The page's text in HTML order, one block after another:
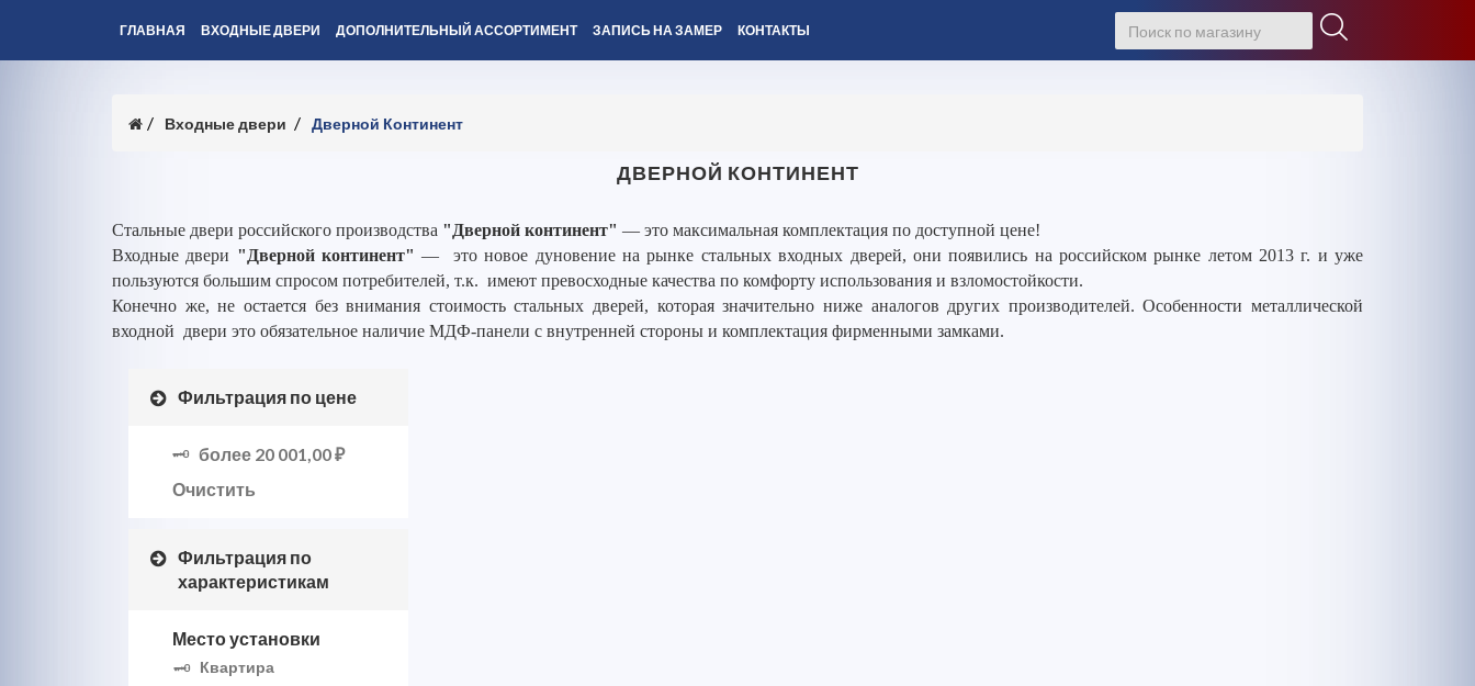
ГЛАВНАЯ ВХОДНЫЕ ДВЕРИ ДОПОЛНИТЕЛЬНЫЙ АССОРТИМЕНТ ЗАПИСЬ НА ЗАМЕР КОНТАКТЫ
Входные двери Дверной Континент
ДВЕРНОЙ КОНТИНЕНТ
Стальные двери российского производства "Дверной континент" — это максимальная комплектация по доступной цене!
Входные двери "Дверной континент" — это новое дуновение на рынке стальных входных дверей, они появились на российском рынке летом 2013 г. и уже
пользуются большим спросом потребителей, т.к. имеют превосходные качества по комфорту использования и взломостойкости.
Конечно же, не остается без внимания стоимость стальных дверей, которая значительно ниже аналогов других производителей. Особенности металлической
входной двери это обязательное наличие МДФ-панели с внутренней стороны и комплектация фирменными замками.
Фильтрация по цене
более 20 001,00 ₽
Очистить
Фильтрация по
характеристикам
Место установки
Квартира